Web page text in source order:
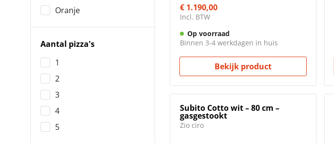
Oranje
Aantal pizza's
1
2
3
4
5
€ 1.190,00
Incl. BTW
Op voorraad
Binnen 3-4 werkdagen in huis
Bekijk product
Subito Cotto wit – 80 cm –
gasgestookt
Zio ciro